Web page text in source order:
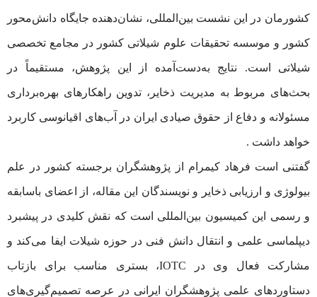
کشورمان در این نشست بین‌المللی، نشان‌دهنده جایگاه دانش‌محور
کشور و موسسه تحقیقات علوم شیلاتی کشور در مجامع تخصصی
شیلاتی است. نتایج به‌دست‌آمده از این پژوهش، مستقیماً در
بحث‌های مربوط به مدیریت ذخایر، تدوین راهکارهای بهره‌برداری
مسئولانه و دفاع از حقوق صیادی ایران در آب‌های اقیانوسی کاربرد
خواهد داشت .
گفتنی است فرهاد کیمرام از پژوهشگران برجسته کشور در علم
بیولوژی و ارزیابی ذخایر و نویسندگان این مقاله، از اعضای باسابقه
و رسمی این کمیسیون بین‌المللی است که نقش کلیدی در پیشبرد
دیپلماسی علمی و انتقال دانش فنی در حوزه شیلات ایفا می‌کند و
مشارکت فعال وی در IOTC، بستری مناسب برای بازتاب
دستاوردهای علمی پژوهشگران ایرانی در عرصه تصمیم‌گیری‌های